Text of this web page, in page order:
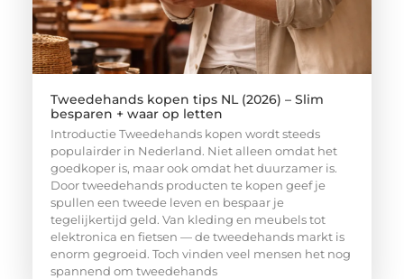
Tweedehands kopen tips NL (2026) – Slim
besparen + waar op letten
Introductie Tweedehands kopen wordt steeds
populairder in Nederland. Niet alleen omdat het
goedkoper is, maar ook omdat het duurzamer is.
Door tweedehands producten te kopen geef je
spullen een tweede leven en bespaar je
tegelijkertijd geld. Van kleding en meubels tot
elektronica en fietsen — de tweedehands markt is
enorm gegroeid. Toch vinden veel mensen het nog
spannend om tweedehands